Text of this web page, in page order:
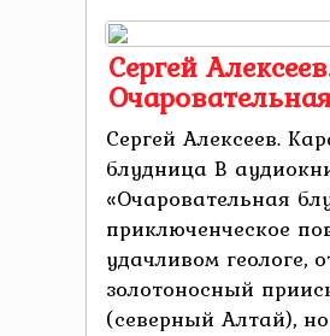
Сергей
Сергей Алексеев.
блудница В
«Очаровательная
приключенческое
удачливом
золотоносный
(северный Алтай),